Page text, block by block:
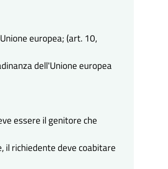
europea; (art. 10,
dell'Unione europea
essere il genitore che
il richiedente deve coabitare